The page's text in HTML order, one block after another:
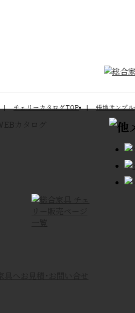
チェリーカタログTOP 張地サンプル